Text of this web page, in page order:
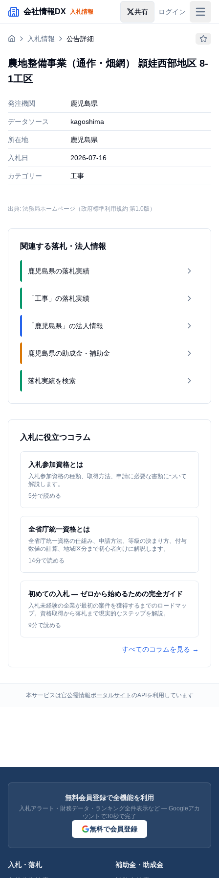
メインコンテンツにスキップ
会社情報DX 入札情報 共有 ログイン
入札情報入札情報 公告詳細
農地整備事業（通作・畑網） 頴娃西部地区 8-
1工区
発注機関 鹿児島県
データソース kagoshima
所在地 鹿児島県
入札日 2026-07-16
カテゴリー 工事
出典: 法務局ホームページ（政府標準利用規約 第1.0版）
関連する落札・法人情報
鹿児島県の落札実績
「工事」の落札実績
「鹿児島県」の法人情報
鹿児島県の助成金・補助金
落札実績を検索
入札に役立つコラム
入札参加資格とは
入札参加資格の種類、取得方法、申請に必要な書類について
解説します。
5分で読める
全省庁統一資格とは
全省庁統一資格の仕組み、申請方法、等級の決まり方、付与
数値の計算、地域区分まで初心者向けに解説します。
14分で読める
初めての入札 — ゼロから始めるための完全ガイド
入札未経験の企業が最初の案件を獲得するまでのロードマッ
プ。資格取得から落札まで現実的なステップを解説。
9分で読める
すべてのコラムを見る →
本サービスは官公需情報ポータルサイト のAPIを利用しています
無料会員登録で全機能を利用
入札アラート・財務データ・ランキング全件表示など — Googleアカ
ウントで30秒で完了
無料で会員登録
入札・落札
補助金・助成金